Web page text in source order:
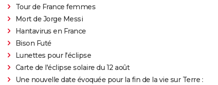
Tour de France femmes
Mort de Jorge Messi
Hantavirus en France
Bison Futé
Lunettes pour l'éclipse
Carte de l'éclipse solaire du 12 août
Une nouvelle date évoquée pour la fin de la vie sur Terre :